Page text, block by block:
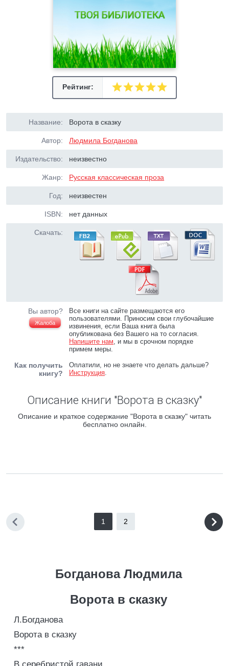
Рейтинг:
Название: Ворота в сказку
Автор: Людмила Богданова
Издательство: неизвестно
Жанр: Русская классическая проза
Год: неизвестен
ISBN: нет данных
Скачать:
Вы автор?
Жалоба
Все книги на сайте размещаются его
пользователями. Приносим свои глубочайшие
извинения, если Ваша книга была
опубликована без Вашего на то согласия.
Напишите нам, и мы в срочном порядке
примем меры.
Как получить
книгу?
Оплатили, но не знаете что делать дальше?
Инструкция.
Описание книги "Ворота в сказку"
Описание и краткое содержание "Ворота в сказку" читать
бесплатно онлайн.
1 2
Богданова Людмила
Ворота в сказку
Л.Богданова
Ворота в сказку
***